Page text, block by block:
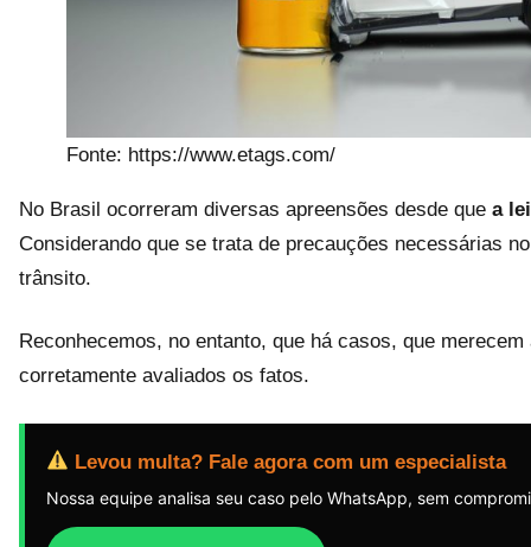
Fonte: https://www.etags.com/
No Brasil ocorreram diversas apreensões desde que a
Considerando que se trata de precauções necessárias
trânsito.
Reconhecemos, no entanto, que há casos, que
corretamente avaliados os fatos.
Levou multa? Fale agora com um especialista
Nossa equipe analisa seu caso pelo WhatsApp, sem